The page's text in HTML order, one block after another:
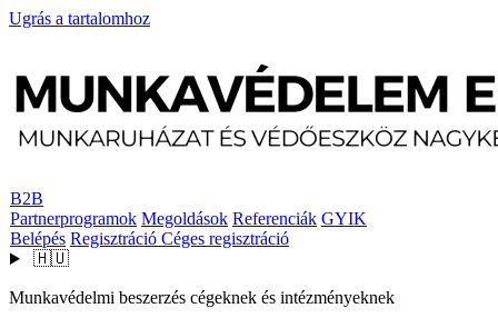
Ugrás a tartalomhoz
B2B
Partnerprogramok Megoldások Referenciák GYIK
Belépés Regisztráció Céges regisztráció
🇭🇺
Munkavédelmi beszerzés cégeknek és intézményeknek